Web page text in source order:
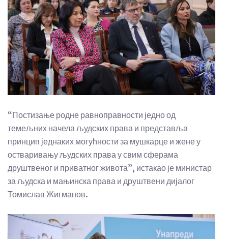
“Постизање родне равноправности једно од
темељних начела људских права и представља
принцип једнаких могућности за мушкарце и жене у
остваривању људских права у свим сферама
друштвеног и приватног живота”, истакао је министар
за људска и мањинска права и друштвени дијалог
Томислав Жигманов.